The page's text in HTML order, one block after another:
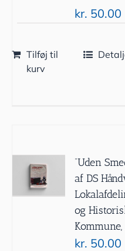
kr. 50.00
Tilføj til
kurv
”Uden
af DS
og
kr. 50.00